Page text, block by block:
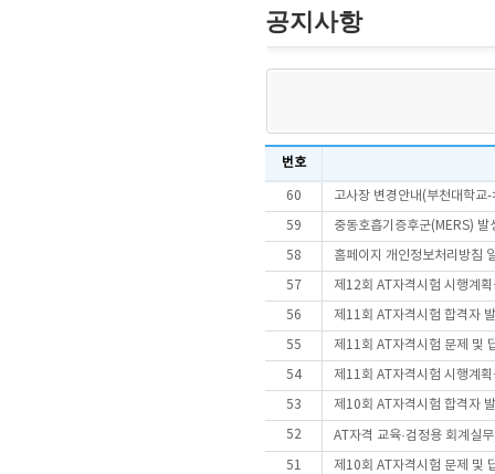
공지사항
번호
60 고사장 변경안내(부천대학교
59 중동호흡기증후군(MERS) 발
58 홈페이지 개인정보처리방침
57 제12회 AT자격시험 시행계
56 제11회 AT자격시험 합격자
55 제11회 AT자격시험 문제 및
54 제11회 AT자격시험 시행계
53 제10회 AT자격시험 합격자
52 AT자격 교육·검정용 회계실
51 제10회 AT자격시험 문제 및